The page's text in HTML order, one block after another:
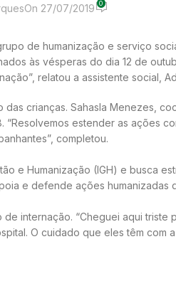
On 27/07/2019 0
de humanização e serviço
às vésperas do dia 12 de
relatou a assistente social,
crianças. Sahasla Menezes,
estender as ações
completou.
e Humanização (IGH) e busca
e defende ações humanizadas
internação. “Cheguei aqui
O cuidado que eles têm